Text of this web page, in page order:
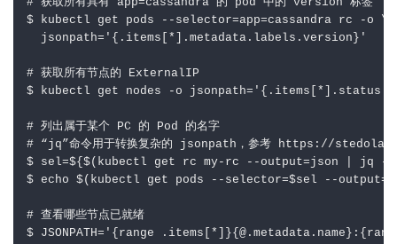
# 获取所有具有 app=cassandra 的 pod 中的 version 标签
$ kubectl get pods --selector=app=cassandra rc -o
jsonpath= '{.items[*].metadata.labels.version}'
# 获取所有节点的 ExternalIP
$ kubectl get nodes -o jsonpath=
# 列出属于某个 PC 的 Pod 的名字
# “jq”命令用于转换复杂的 jsonpath，参考 https://
$ sel=${ $( kubectl get rc my-rc --output=json
jq
$ echo $( kubectl get pods --selector=$sel --output=
# 查看哪些节点已就绪
$ JSONPATH= '{range